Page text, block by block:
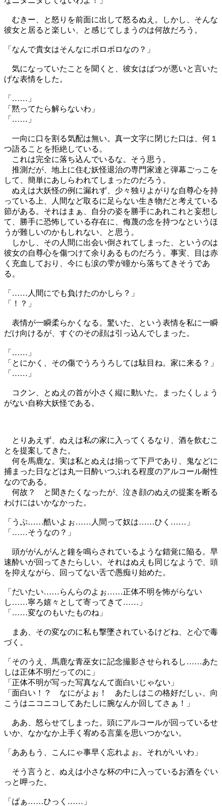
むきー、と怒りを前面に出して怒るぬえ。しかし、そんな
彼女と居ると楽しい、と感じてしまうのは何故だろう。
「なんで貴女はそんなにボロボロなの？」
気になっていたことを聞くと、彼女はばつが悪いと言いた
げな表情をした。
「……」
「黙ってたら解らないわ」
「……」
一向に口を割る気配は無い。真一文字に閉じた口は、何１
つ語ることを拒絶している。
これは完全に落ち込んでいるな。そう思う。
推測だが、地上に住む妖怪退治の専門家達と弾幕ごっこを
して、簡単にあしらわれてしまったのだろう。
ぬえは大妖怪の例に漏れず、少々独りよがりな自尊心を持
っている上、人間など取るに足らない生き物だと考えている
節がある。それはまぁ、自分の姿を勝手にあれこれと妄想し
て、勝手に恐怖している存在に、侮蔑の念を持つなというほ
うが難しいのかもしれない、と思う。
しかし、その人間に出会い倒されてしまった、というのは
彼女の自尊心を傷つけて余りあるものだろう。事実、目は赤
く充血しており、今にも涙の雫が瞳から落ちてきそうであ
る。
「……人間にでも負けたのかしら？」
「！？」
表情が一瞬柔らかくなる。驚いた、という表情を私に一瞬
だけ向けるが、すぐのその顔は引っ込んでしまった。
「……」
「とにかく、その傷でうろうろしては駄目ね。家に来る？」
「……」
コクン、とぬえの首が小さく縦に動いた。まったくしょう
がない自称大妖怪である。
とりあえず、ぬえは私の家に入ってくるなり、酒を飲むこ
とを提案してきた。
何を馬鹿な。実は私とぬえは揃って下戸であり、鬼などに
捕まった日などは丸一日酔いつぶれる程度のアルコール耐性
なのである。
何故？ と聞きたくなったが、泣き顔のぬえの提案を断る
わけにはいかなかった。
「うぷ……酷いよぉ……人間って奴は……ひく……」
「……そうなの？」
頭ががんがんと鐘を鳴らされているような錯覚に陥る。早
速酔いが回ってきたらしい。それはぬえも同じなようで、頭
を抑えながら、回ってない舌で愚痴り始めた。
「だいたい……らんらのよぉ……正体不明を怖がらない
し……寧ろ嬉々として寄ってきて……」
「……変なのもいたものね」
まあ、その変なのに私も撃墜されているけどね、と心で毒
づく。
「そのうえ、馬鹿な青巫女に記念撮影させられるし……あた
しは正体不明だってのに」
「正体不明が写った写真なんて面白いじゃない」
「面白い！？ なにがよぉ！ あたしはこの格好だしぃ、向
こうはニコニコしてあたしに腕なんか回してさぁ！」
ああ、怒らせてしまった。頭にアルコールが回っているせ
いか、なかなか上手く宥める言葉を思いつかない。
「ああもう、こんにゃ事早く忘れよぉ。それがいいわ」
そう言うと、ぬえは小さな杯の中に入っているお酒をぐい
っと呷った。
「ぱぁ……ひっく……」